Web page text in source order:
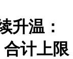
升温：
计上限